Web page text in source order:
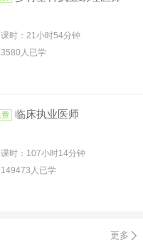
课时：21小时54分钟
3580人已学
临床执业医师
课时：107小时14分钟
149473人已学
更多